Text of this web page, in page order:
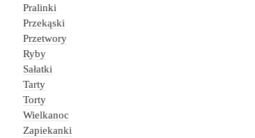
Pralinki
Przekąski
Przetwory
Ryby
Sałatki
Tarty
Torty
Wielkanoc
Zapiekanki